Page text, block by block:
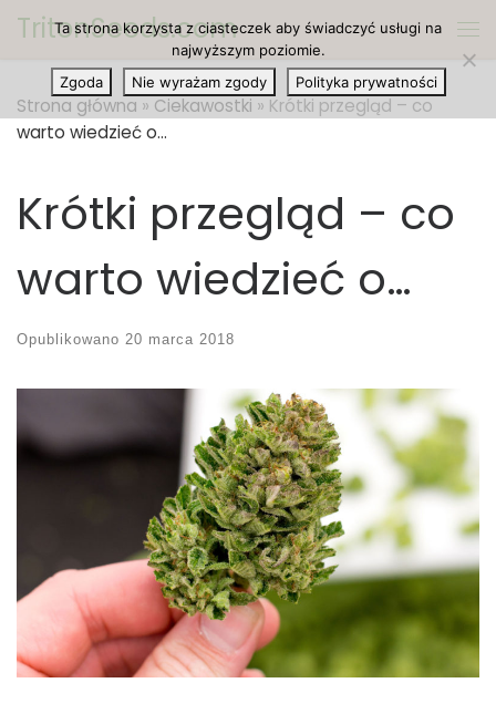
Przejdź do treści
TritonSeeds.com
Strona główna » Ciekawostki » Krótki przegląd – co
warto wiedzieć o…
Krótki przegląd – co
warto wiedzieć o…
Opublikowano 20 marca 2018
Ta strona korzysta z ciasteczek aby świadczyć usługi na
najwyższym poziomie.
Zgoda
Nie wyrażam zgody Polityka prywatności